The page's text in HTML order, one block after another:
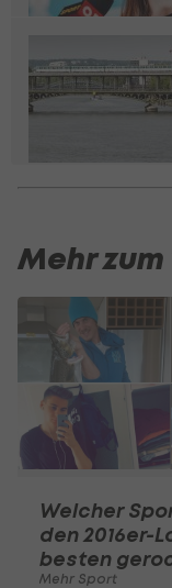
Mehr
Welcher
den 2016er-
besten
Mehr Sport